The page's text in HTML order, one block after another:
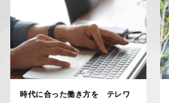
時代に合った働き方を テレワ